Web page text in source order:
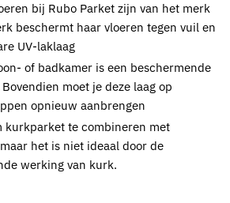
bij Rubo Parket zijn van het merk
beschermt haar vloeren tegen vuil en
UV-laklaag
of badkamer is een beschermende
moet je deze laag op
opnieuw aanbrengen
kurkparket te combineren met
het is niet ideaal door de
werking van kurk.